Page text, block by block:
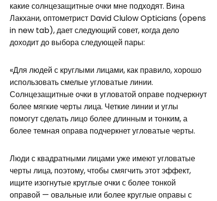
какие солнцезащитные очки мне подходят. Вина
Лакхани, оптометрист David Clulow Opticians (opens
in new tab), дает следующий совет, когда дело
доходит до выбора следующей пары:
«Для людей с круглыми лицами, как правило, хорошо
использовать смелые угловатые линии.
Солнцезащитные очки в угловатой оправе подчеркнут
более мягкие черты лица. Четкие линии и углы
помогут сделать лицо более длинным и тонким, а
более темная оправа подчеркнет угловатые черты.
Люди с квадратными лицами уже имеют угловатые
черты лица, поэтому, чтобы смягчить этот эффект,
ищите изогнутые круглые очки с более тонкой
оправой — овальные или более круглые оправы с